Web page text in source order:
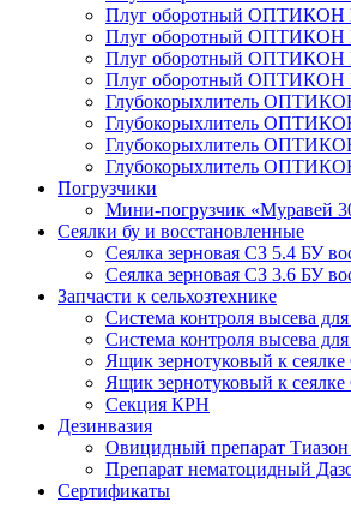
Плуг оборотный ОПТИКОН
Плуг оборотный ОПТИКОН
Плуг оборотный ОПТИКОН
Плуг оборотный ОПТИКОН
Глубокорыхлитель
Глубокорыхлитель
Глубокорыхлитель
Глубокорыхлитель
Погрузчики
Мини-погрузчик «Муравей
Сеялки бу и восстановленные
Сеялка зерновая СЗ 5.4 БУ
Сеялка зерновая СЗ 3.6 БУ
Запчасти к сельхозтехнике
Система контроля высева
Система контроля высева
Ящик зернотуковый к
Ящик зернотуковый к
Секция КРН
Дезинвазия
Овицидный препарат Тиазон
Препарат нематоцидный
Сертификаты